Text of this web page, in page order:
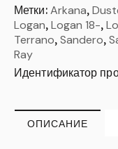
Метки: Arkana,
Logan,Logan 18-,
Terrano,Sandero,
Ray
Идентификатор
ОПИСАНИЕ